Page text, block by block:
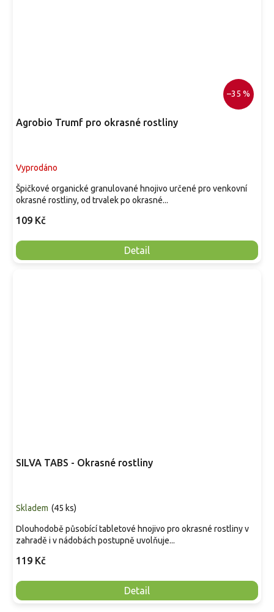
–35 %
Agrobio Trumf pro okrasné rostliny
Vyprodáno
109 Kč
Detail
Špičkové organické granulované hnojivo určené pro venkovní
okrasné rostliny, od trvalek po okrasné...
SILVA TABS - Okrasné rostliny
Skladem (45 ks)
119 Kč
Detail
Dlouhodobě působící tabletové hnojivo pro okrasné rostliny v
zahradě i v nádobách postupně uvolňuje...